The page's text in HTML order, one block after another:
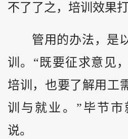
不了了之，培训效果打
管用的办法，是
训。“既要征求意见
培训，也要了解用工
训与就业。”毕节
说。